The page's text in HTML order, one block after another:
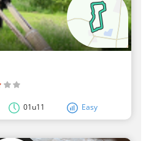
01u11 Easy